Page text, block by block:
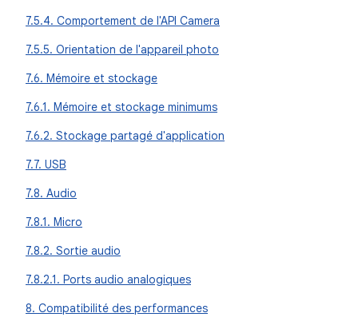
7.5.4. Comportement de l'API Camera
7.5.5. Orientation de l'appareil photo
7.6. Mémoire et stockage
7.6.1. Mémoire et stockage minimums
7.6.2. Stockage partagé d'application
7.7. USB
7.8. Audio
7.8.1. Micro
7.8.2. Sortie audio
7.8.2.1. Ports audio analogiques
8. Compatibilité des performances